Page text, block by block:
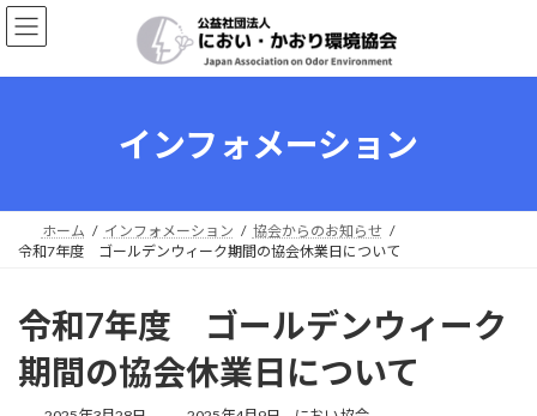
コ
ン
ン
ナ
ビ
ー
インフォメーション
ホーム インフォメーション
協会からのお知らせ
令和7年度 ゴールデンウィーク期間の協会休業日について
令和7年度 ゴールデンウィーク
期間の協会休業日について